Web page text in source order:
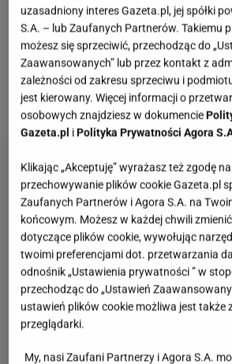
wybieramy zdrowszą wersję z
mały trik, by ziemniaczane kawałki
chrupiące jak te z restauracji.
jest coś bardzo prostego - kratka,
której zwykle studzi się wypieki.
uzasadniony interes Gazeta.pl, jej spółki
S.A. – lub Zaufanych Partnerów. Takiemu
możesz się sprzeciwić, przechodząc do
Zaawansowanych” lub przez kontakt z
zależności od zakresu sprzeciwu i
jest kierowany. Więcej informacji o
osobowych znajdziesz w dokumencie
Gazeta.pl iPolityka Prywatności Agora
Klikając „Akceptuję” wyrażasz też zgodę
przechowywanie plików cookie Gazeta.pl
Zaufanych Partnerów i Agora S.A. na
końcowym. Możesz w każdej chwili
dotyczące plików cookie, wywołując
twoimi preferencjami dot. przetwarzania
odnośnik „Ustawienia prywatności ” w
przechodząc do „Ustawień
ustawień plików cookie możliwa jest także
przeglądarki.
My, nasi Zaufani Partnerzy i Agora S.A.